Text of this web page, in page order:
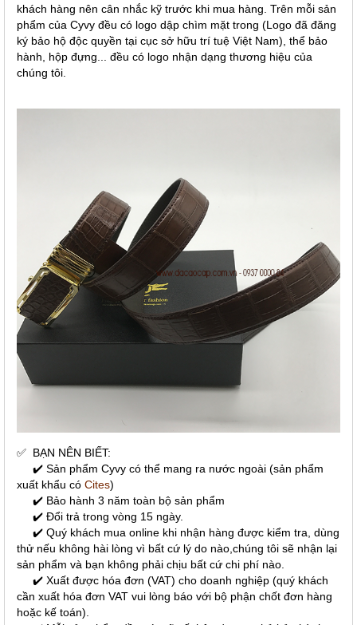
khách hàng nên cân nhắc kỹ trước khi mua hàng. Trên mỗi sản
phẩm của Cyvy đều có logo dập chìm mặt trong (Logo đã đăng
ký bảo hộ độc quyền tại cục sở hữu trí tuệ Việt Nam), thể bảo
hành, hộp đựng... đều có logo nhận dạng thương hiệu của
chúng tôi.
✅ BẠN NÊN BIẾT:
✔️ Sản phẩm Cyvy có thể mang ra nước ngoài (sản phẩm
xuất khẩu có Cites)
✔️ Bảo hành 3 năm toàn bộ sản phẩm
✔️ Đổi trả trong vòng 15 ngày.
✔️ Quý khách mua online khi nhận hàng được kiểm tra, dùng
thử nếu không hài lòng vì bất cứ lý do nào,chúng tôi sẽ nhận lại
sản phẩm và bạn không phải chịu bất cứ chi phí nào.
✔️ Xuất được hóa đơn (VAT) cho doanh nghiệp (quý khách
cần xuất hóa đơn VAT vui lòng báo với bộ phận chốt đơn hàng
hoặc kế toán).